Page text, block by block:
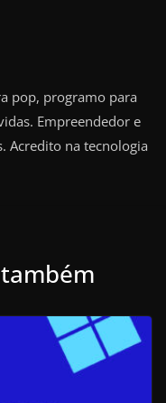
pop, programo para
Empreendedor e
Acredito na tecnologia